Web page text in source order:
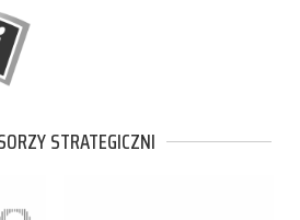
STRATEGICZNI